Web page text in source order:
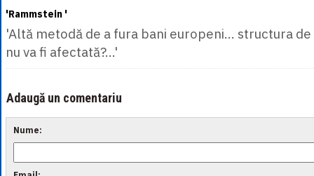
'Rammstein '
'Altă metodă de a fura bani europeni... structura
nu va fi afectată?...'
Adaugă un comentariu
Nume: